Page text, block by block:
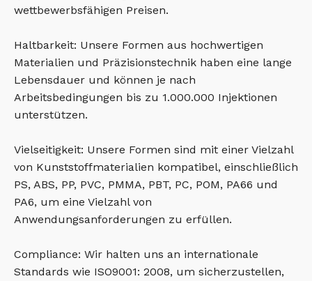
wettbewerbsfähigen Preisen.
Haltbarkeit: Unsere Formen aus hochwertigen
Materialien und Präzisionstechnik haben eine lange
Lebensdauer und können je nach
Arbeitsbedingungen bis zu 1.000.000 Injektionen
unterstützen.
Vielseitigkeit: Unsere Formen sind mit einer Vielzahl
von Kunststoffmaterialien kompatibel, einschließlich
PS, ABS, PP, PVC, PMMA, PBT, PC, POM, PA66 und
PA6, um eine Vielzahl von
Anwendungsanforderungen zu erfüllen.
Compliance: Wir halten uns an internationale
Standards wie ISO9001: 2008, um sicherzustellen,